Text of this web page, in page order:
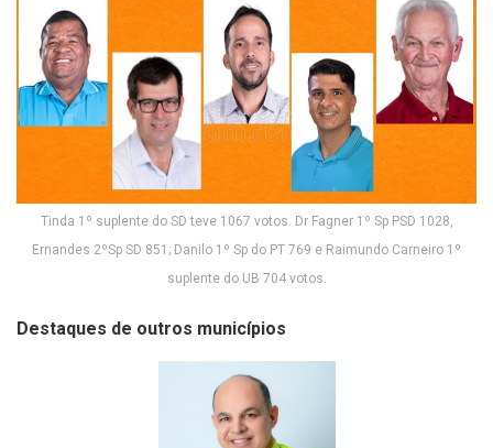
Tinda 1º suplente do SD teve 1067 votos. Dr Fagner 1º Sp PSD 1028,
Ernandes 2ºSp SD 851; Danilo 1º Sp do PT 769 e Raimundo Carneiro 1º
suplente do UB 704 votos.
Destaques de outros municípios